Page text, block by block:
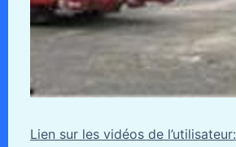
Lien sur les vidéos de l’utilisateur: